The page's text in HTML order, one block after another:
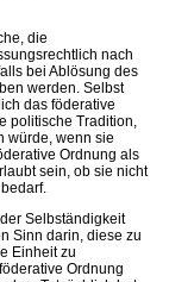
die
nach
bei Ablösung des
werden. Selbst
das föderative
politische Tradition,
würde, wenn sie
Ordnung als
sein, ob sie nicht
Selbständigkeit
Sinn darin, diese zu
Einheit zu
Ordnung